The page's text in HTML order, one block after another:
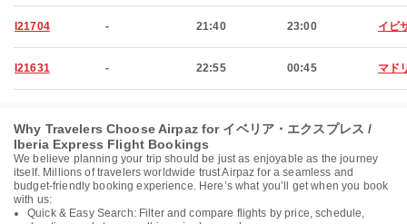
I21704 - 21:40 23:00 イビ
I21631 - 22:55 00:45 マド
Why Travelers Choose Airpaz for イベリア・エクスプレス /
Iberia Express Flight Bookings
We believe planning your trip should be just as enjoyable as the journey
itself. Millions of travelers worldwide trust Airpaz for a seamless and
budget-friendly booking experience. Here’s what you’ll get when you book
with us:
Quick & Easy Search: Filter and compare flights by price, schedule,